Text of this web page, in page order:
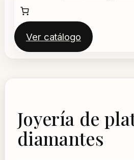
Ver catálogo
Joyería de
diamantes